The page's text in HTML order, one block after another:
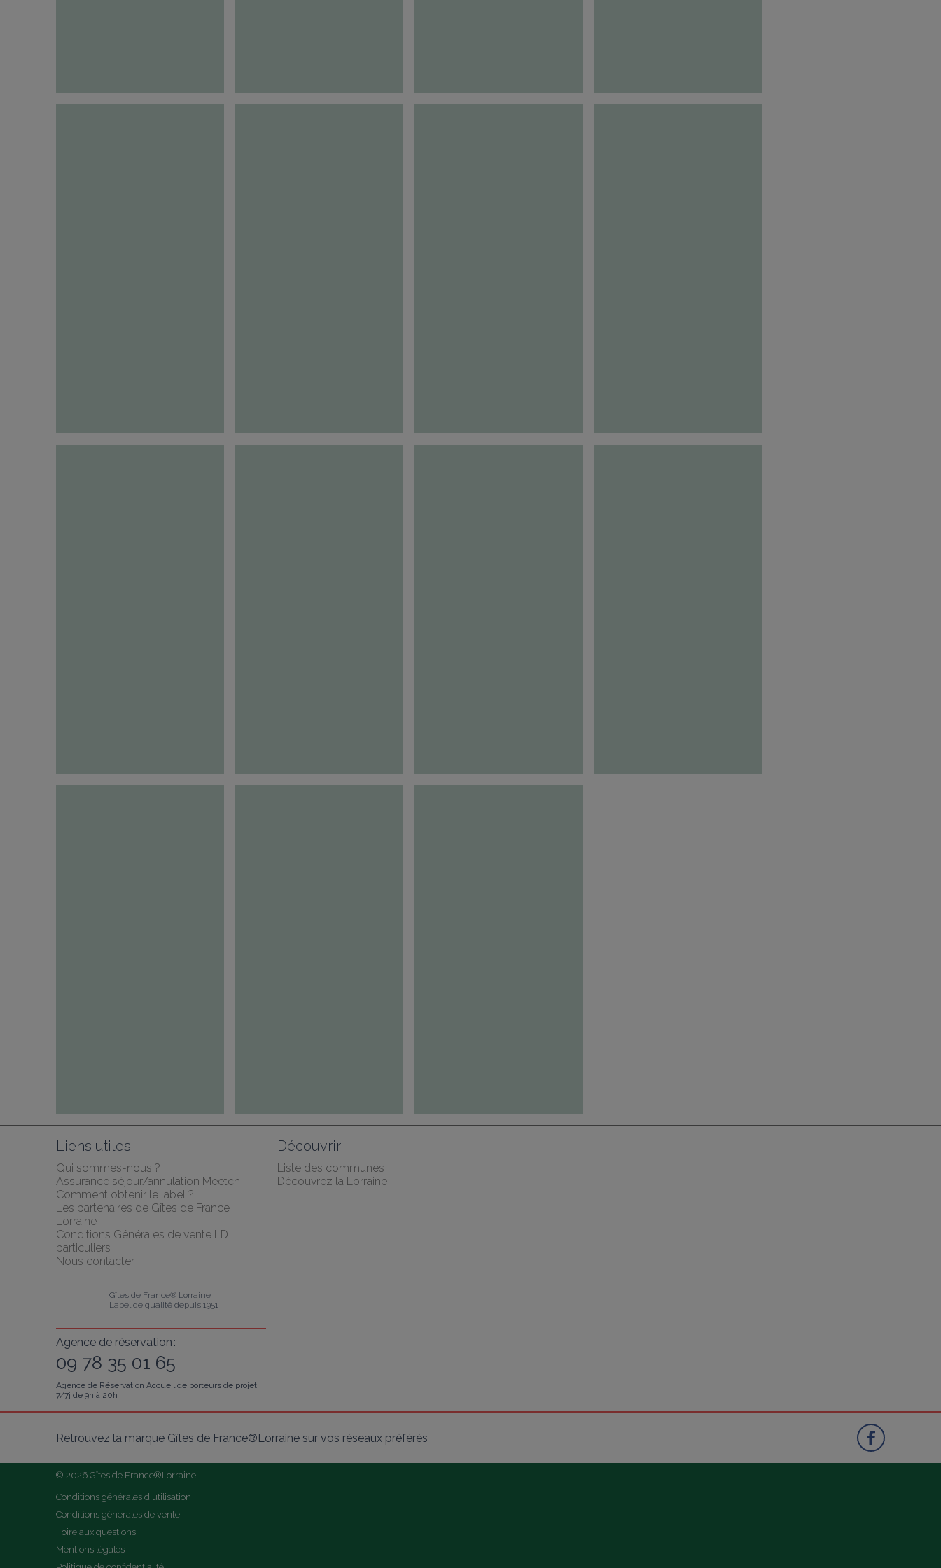
Liens utiles
Qui sommes-nous ?
Assurance séjour/annulation Meetch
Comment obtenir le label ?
Les partenaires de Gîtes de France
Lorraine
Conditions Générales de vente LD
particuliers
Nous contacter
Découvrir
Liste des communes
Découvrez la Lorraine
Gîtes de France® Lorraine
Label de qualité depuis 1951
Agence de réservation :
09 78 35 01 65
Agence de Réservation Accueil de porteurs de projet
7/7j de 9h à 20h
Retrouvez la marque Gîtes de France®Lorraine sur vos réseaux préférés
© 2026 Gîtes de France®Lorraine
Conditions générales d'utilisation
Conditions générales de vente
Foire aux questions
Mentions légales